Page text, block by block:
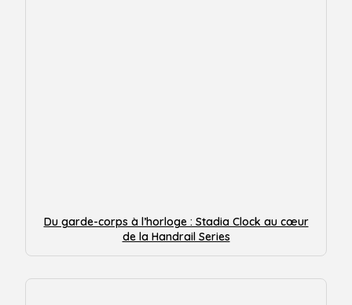
Du garde-corps à l’horloge : Stadia Clock au cœur
de la Handrail Series